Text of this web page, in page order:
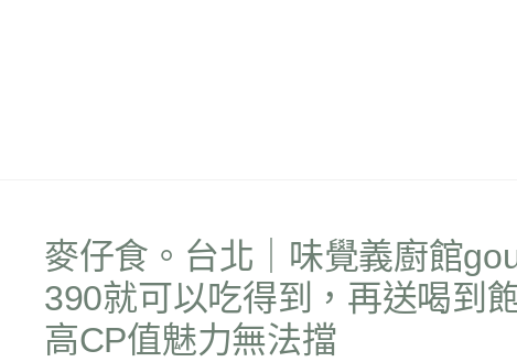
麥仔食。台北｜味覺義廚館
390就可以吃得到，再送喝到
高CP值魅力無法擋